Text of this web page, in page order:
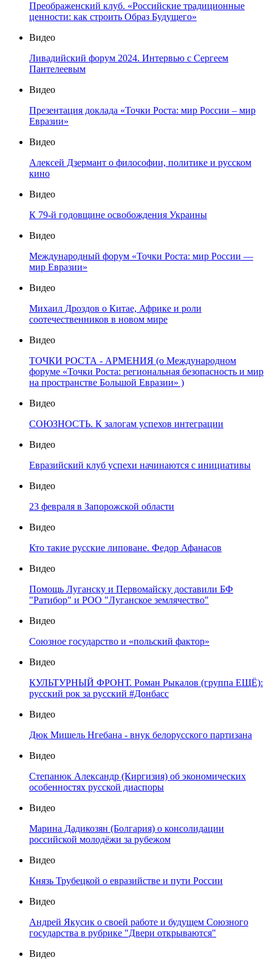
Преображенский клуб. «Российские традиционные
ценности: как строить Образ Будущего»
Видео
Ливадийский форум 2024. Интервью с Сергеем
Пантелеевым
Видео
Презентация доклада «Точки Роста: мир России – мир
Евразии»
Видео
Алексей Дзермант о философии, политике и русском
кино
Видео
К 79-й годовщине освобождения Украины
Видео
Международный форум «Точки Роста: мир России —
мир Евразии»
Видео
Михаил Дроздов о Китае, Африке и роли
соотечественников в новом мире
Видео
ТОЧКИ РОСТА - АРМЕНИЯ (о Международном
форуме «Точки Роста: региональная безопасность и мир
на пространстве Большой Евразии» )
Видео
СОЮЗНОСТЬ. К залогам успехов интеграции
Видео
Евразийский клуб успехи начинаются с инициативы
Видео
23 февраля в Запорожской области
Видео
Кто такие русские липоване. Федор Афанасов
Видео
Помощь Луганску и Первомайску доставили БФ
"Ратибор" и РОО "Луганское землячество"
Видео
Союзное государство и «польский фактор»
Видео
КУЛЬТУРНЫЙ ФРОНТ. Роман Рыкалов (группа ЕЩЁ):
русский рок за русский #Донбасс
Видео
Дюк Мишель Нгебана - внук белорусского партизана
Видео
Степанюк Александр (Киргизия) об экономических
особенностях русской диаспоры
Видео
Марина Дадикозян (Болгария) о консолидации
российской молодёжи за рубежом
Видео
Князь Трубецкой о евразийстве и пути России
Видео
Андрей Якусик о своей работе и будущем Союзного
государства в рубрике "Двери открываются"
Видео